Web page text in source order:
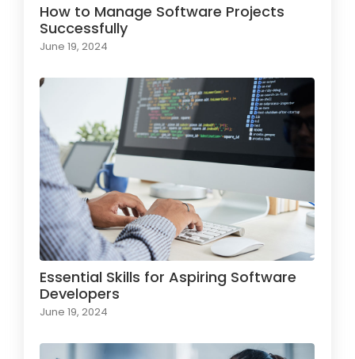
How to Manage Software Projects
Successfully
June 19, 2024
Essential Skills for Aspiring Software
Developers
June 19, 2024